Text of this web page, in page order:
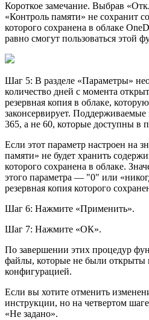
Короткое замечание. Выбрав
«Контроль памяти» не сохранит
которого сохранена в облаке
равно смогут пользоваться этой
Шаг 5: В разделе «Параметры»
количество дней с момента
резервная копия в облаке,
законсервирует. Поддерживаемые
365, а не 60, которые доступны в
Если этот параметр настроен на
памяти» не будет хранить
которого сохранена в облаке.
этого параметра — "0" или
резервная копия которого
Шаг 6: Нажмите «Применить».
Шаг 7: Нажмите «ОК».
По завершении этих процедур
файлы, которые не были открыты
конфигурацией.
Если вы хотите отменить
инструкции, но на четвертом
«Не задано».